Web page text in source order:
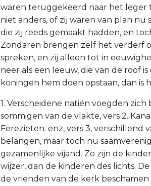
waren teruggekeerd naar het leger
niet anders, of zij waren van plan
die zij reeds gemaakt hadden, en
Zondaren brengen zelf het verderf
spreken, en zij alleen tot in
neer als een leeuw, die van de roof
koningen hem doen opstaan, dan is
1. Verscheidene natiën voegden
sommigen van de vlakte, vers 2.
Ferezieten. enz, vers 3,
belangen, maar toch nu
gezamenlijke vijand. Zo zijn de
wijzer, dan de kinderen des lichts.
de vrienden van de kerk